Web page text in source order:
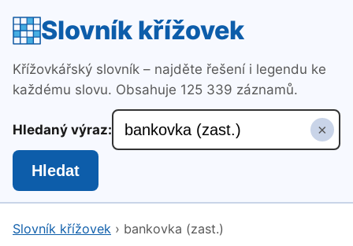
Slovník křížovek
Křížovkářský slovník – najděte řešení i legendu ke
každému slovu. Obsahuje 125 339 záznamů.
Hledaný výraz: ×
Hledat
Slovník křížovek › bankovka (zast.)